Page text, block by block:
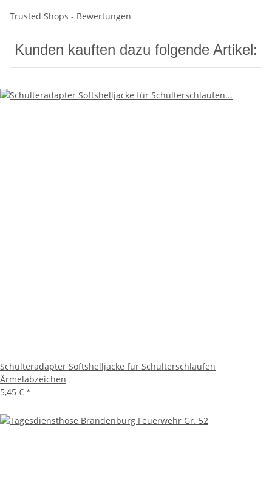
Trusted Shops - Bewertungen
Kunden kauften dazu folgende Artikel:
Schulteradapter Softshelljacke für Schulterschlaufen
Ärmelabzeichen
5,45 € *